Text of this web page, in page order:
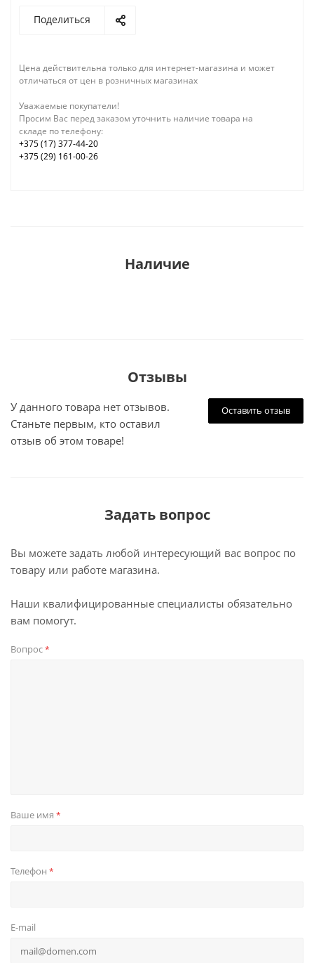
Поделиться
Цена действительна только для интернет-магазина и может
отличаться от цен в розничных магазинах
Уважаемые покупатели!
Просим Вас перед заказом уточнить наличие товара на
складе по телефону:
+375 (17) 377-44-20
+375 (29) 161-00-26
Наличие
Отзывы
Оставить отзыв
У данного товара нет отзывов.
Станьте первым, кто оставил
отзыв об этом товаре!
Задать вопрос
Вы можете задать любой интересующий вас вопрос по
товару или работе магазина.
Наши квалифицированные специалисты обязательно
вам помогут.
Вопрос*
Ваше имя *
Телефон *
E-mail